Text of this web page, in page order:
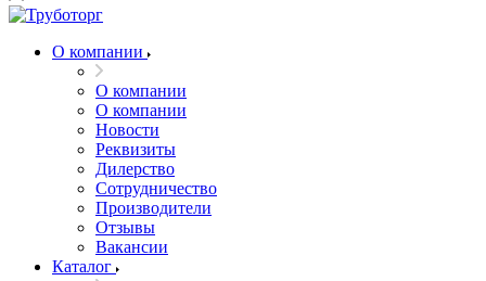
О компании
О компании
О компании
Новости
Реквизиты
Дилерство
Сотрудничество
Производители
Отзывы
Вакансии
Каталог